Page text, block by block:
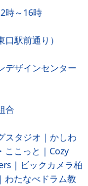
時～16時
駅前通り）
デザインセンター
合
スタジオ｜かしわ
ここっと｜Cozy
｜ビックカメラ柏
わたなべドラム教